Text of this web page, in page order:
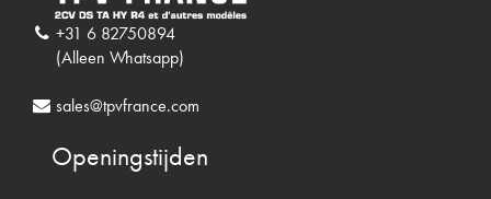
+31 6 82750894
(Alleen Whatsapp)
sales@tpvfrance.com
Openingstijden